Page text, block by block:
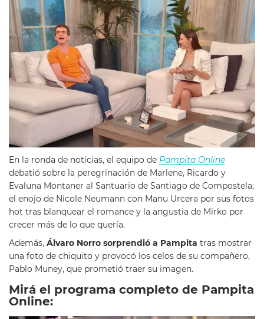
En la ronda de noticias, el equipo de Pampita Online
debatió sobre la peregrinación de Marlene, Ricardo y
Evaluna Montaner al Santuario de Santiago de Compostela;
el enojo de Nicole Neumann con Manu Urcera por sus fotos
hot tras blanquear el romance y la angustia de Mirko por
crecer más de lo que quería.
Además, Álvaro Norro sorprendió a Pampita tras mostrar
una foto de chiquito y provocó los celos de su compañero,
Pablo Muney, que prometió traer su imagen.
Mirá el programa completo de Pampita
Online: